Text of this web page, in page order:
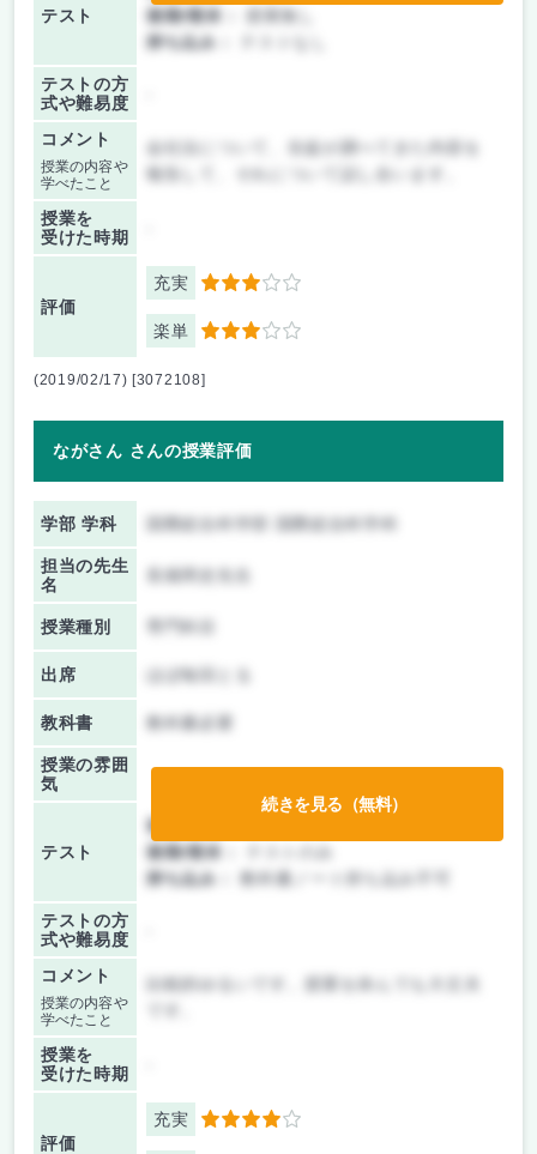
テスト
後期/期末：
授業無し
持ち込み：
テストの方
式や難易度
コメント
授業の内容や
学べたこと
会社法について、生徒が調べてきた内容を
授業を
受けた時期
評価
充実 3
楽単 3
(2019/02/17) [3072108]
ながさん さんの授業評価
学部 学科 国際総合科学部 国際総合科学科
担当の先生
名
授業種別
出席 ほぼ毎回とる
教科書 教科書必要
授業の雰囲
気
テスト
前期/中間：
後期/期末：
持ち込み：
教科書ノート持ち込み不可
テストの方
式や難易度
コメント
授業の内容や
学べたこと
比較的ゆるいです。授業を休んでも大丈夫
授業を
受けた時期
評価
充実 4
続きを見る（無料）